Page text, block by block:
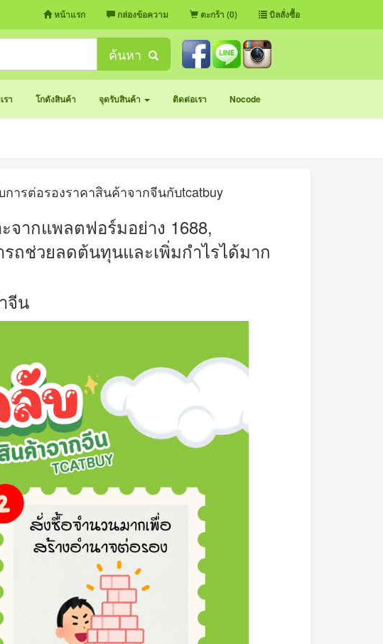
หน้าแรก กล่องข้อความ ตะกร้า (0) บิลสั่งซื้อ
ค้นหา
รา โกดังสินค้า จุดรับสินค้า ติดต่อเรา Nocode
การต่อรองราคาสินค้าจากจีนกับtcatbuy
จากแพลตฟอร์มอย่าง 1688,
ถช่วยลดต้นทุนและเพิ่มกำไรได้มาก
จีน